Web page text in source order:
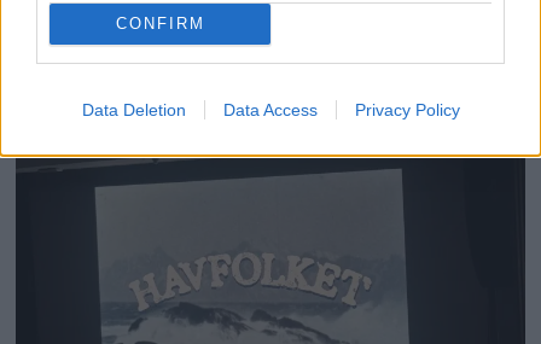
CONFIRM
Data Deletion Data Access Privacy Policy
Kaptein sovnet, ferge på
land